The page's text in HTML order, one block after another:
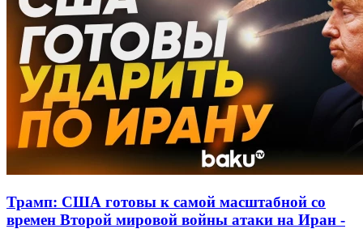
Трамп: США готовы к самой масштабной со
времен Второй мировой войны атаки на Иран -